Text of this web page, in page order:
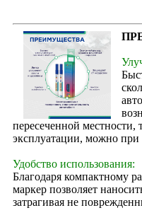
пересеченной местности,
эксплуатации, можно при
Удобство использования:
Благодаря компактному
маркер позволяет
затрагивая не